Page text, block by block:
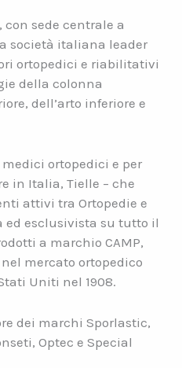
con sede centrale a
società italiana leader
ortopedici e riabilitativi
della colonna
dell’arto inferiore e
ortopedici e per
in Italia, Tielle – che
attivi tra Ortopedie e
ed esclusivista su tutto il
a marchio CAMP,
mercato ortopedico
Uniti nel 1908.
dei marchi Sporlastic,
Optec e Special